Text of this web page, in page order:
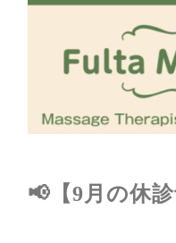
📢【9月の休